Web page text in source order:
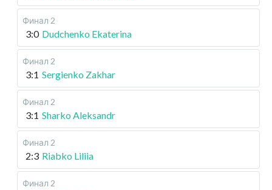
Финал 2
3:0 Dudchenko Ekaterina
Финал 2
3:1 Sergienko Zakhar
Финал 2
3:1 Sharko Aleksandr
Финал 2
2:3 Riabko Liliia
Финал 2